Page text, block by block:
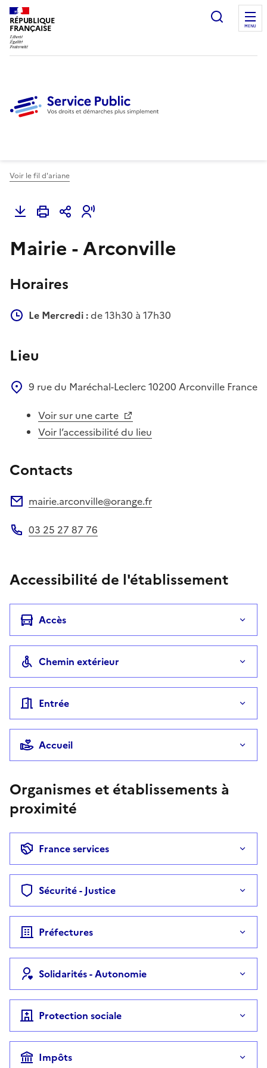
RÉPUBLIQUE
FRANÇAISE
Ouvrir
MENU
Voir le fil d'ariane
Mairie - Arconville
Horaires
Le Mercredi :de 13h30 à 17h30
Lieu
9 rue du Maréchal-Leclerc10200 Arconville France
Voir sur une carte
Voir l’accessibilité du lieu
Contacts
mairie.arconville@orange.fr
03 25 27 87 76
Accessibilité de l'établissement
Accès
Chemin extérieur
Entrée
Accueil
Organismes et établissements à
proximité
France services
Sécurité - Justice
Préfectures
Solidarités - Autonomie
Protection sociale
Impôts